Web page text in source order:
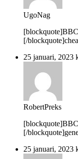
UgoNag
[/
25 januari, 2023
RobertPreks
[/
25 januari, 2023